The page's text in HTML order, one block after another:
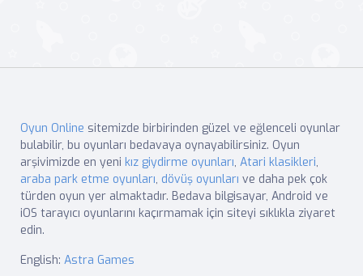
Oyun Online sitemizde birbirinden güzel ve eğlenceli oyunlar
bulabilir, bu oyunları bedavaya oynayabilirsiniz. Oyun
arşivimizde en yeni kız giydirme oyunları, Atari klasikleri,
araba park etme oyunları, dövüş oyunları ve daha pek çok
türden oyun yer almaktadır. Bedava bilgisayar, Android ve
iOS tarayıcı oyunlarını kaçırmamak için siteyi sıklıkla ziyaret
edin.
English: Astra Games